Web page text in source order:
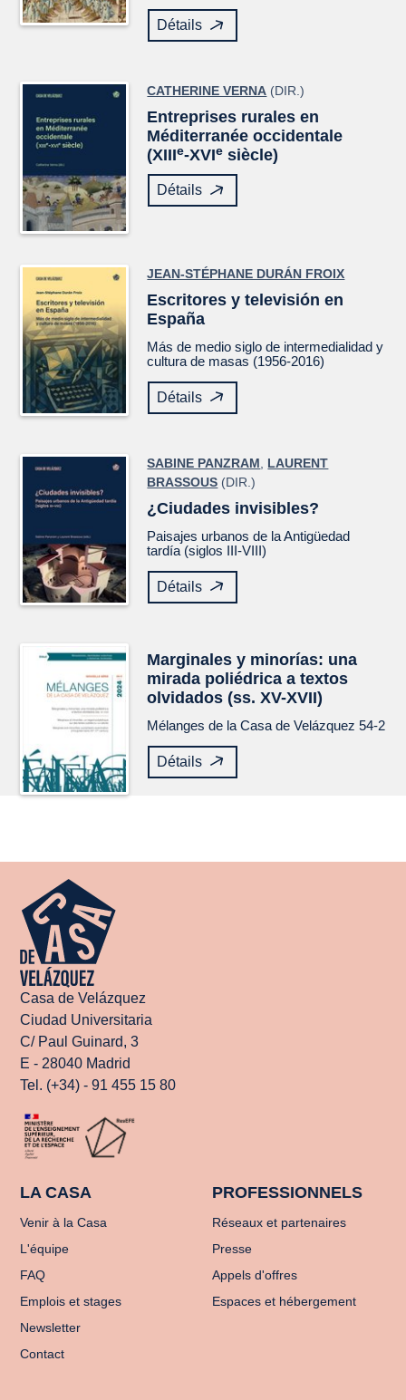
Détails
CATHERINE VERNA (DIR.)
Entreprises rurales en
Méditerranée occidentale
(XIIIe-XVIe siècle)
Détails
JEAN-STÉPHANE DURÁN FROIX
Escritores y televisión en
España
Más de medio siglo de intermedialidad y
cultura de masas (1956-2016)
Détails
SABINE PANZRAM
LAURENT
BRASSOUS (DIR.)
¿Ciudades invisibles?
Paisajes urbanos de la Antigüedad
tardía (siglos III-VIII)
Détails
Marginales y minorías: una
mirada poliédrica a textos
olvidados (ss. XV-XVII)
Mélanges de la Casa de Velázquez54-2
Détails
Casa de Velázquez
Ciudad Universitaria
C/ Paul Guinard, 3
E - 28040 Madrid
Tel. (+34) - 91 455 15 80
LA CASA
Venir à la Casa
L'équipe
FAQ
Emplois et stages
Newsletter
Contact
PROFESSIONNELS
Réseaux et partenaires
Presse
Appels d'offres
Espaces et hébergement